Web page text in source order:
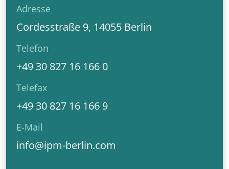
Adresse
Cordesstraße 9, 14055 Berlin
Telefon
+49 30 827 16 166 0
Telefax
+49 30 827 16 166 9
E-Mail
info@ipm-berlin.com